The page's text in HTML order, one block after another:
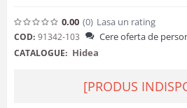
0.00 (0) Lasa un rating
COD: 91342-103 Cere oferta de
CATALOGUE: Hidea
[PRODUS